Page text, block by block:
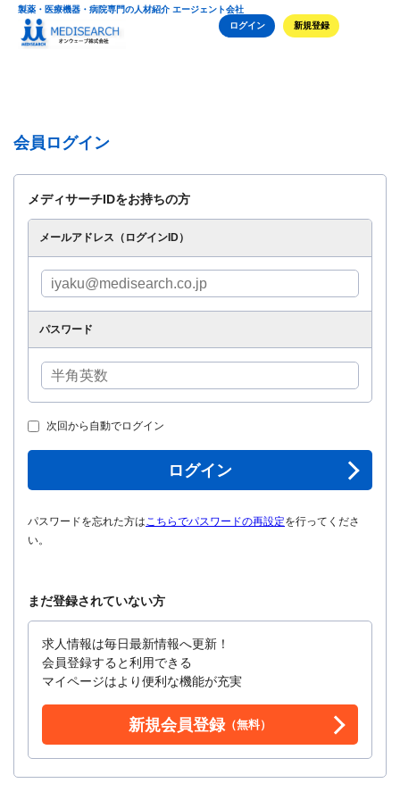
製薬・医療機器・病院専門の人材紹介 エージェント会社
ログイン
新規登録
会員ログイン
メディサーチIDをお持ちの方
メールアドレス（ログインID）
パスワード
次回から自動でログイン
ログイン
パスワードを忘れた方はこちらでパスワードの再設定を行ってくださ
い。
まだ登録されていない方
求人情報は毎日最新情報へ更新！
会員登録すると利用できる
マイページはより便利な機能が充実
新規会員登録（無料）